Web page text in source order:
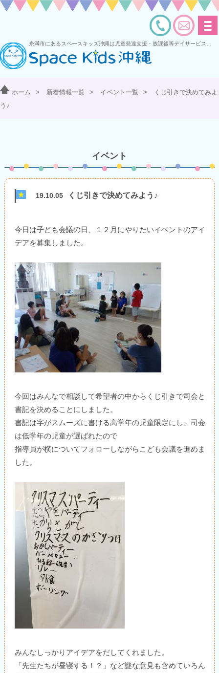
ホーム > 新着情報一覧 > イベント一覧 >
くじ引きで決めてみよ
う♪
イベント
19.10.05 くじ引きで決めてみよう♪
今日は子ども会議の日、１２月にやりたいイベントのアイ
デアを募集しました。
今回はみんなで相談して希望者の中からくじ引きで司会と
書記を決めることにしました。
書記は字がスムーズに書ける高学年の児童限定にし、司会
は低学年の児童が選ばれたので
指導員が横についてフォローしながらこども会議を進めま
した。
みんなしっかりアイデアをだしてくれました。
「先生たちが昼寝する！？」など謎な意見も含めていろん